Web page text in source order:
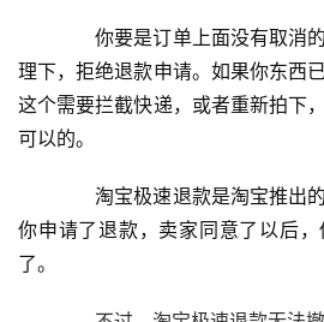
你要是订单上面没有取消的
理下，拒绝退款申请。如果你东西
这个需要拦截快递，或者重新拍下
可以的。
淘宝极速退款是淘宝推出的
你申请了退款，卖家同意了以后
了。